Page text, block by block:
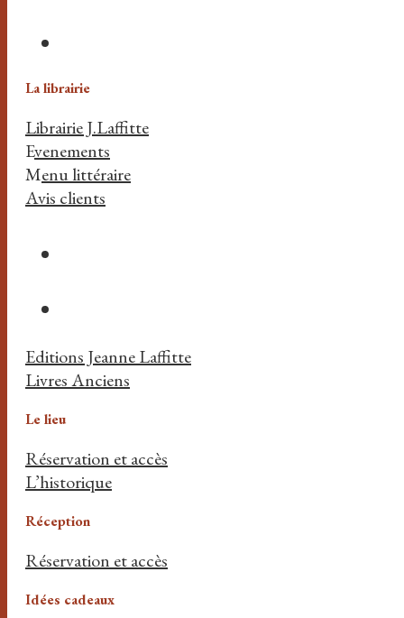
La librairie
Librairie J.Laffitte
Evenements
Menu littéraire
Avis clients
Editions Jeanne Laffitte
Livres Anciens
Le lieu
Réservation et accès
L’historique
Réception
Réservation et accès
Idées cadeaux